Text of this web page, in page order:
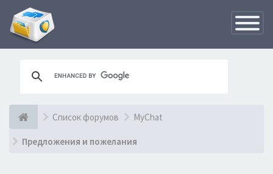
Список форумов MyChat
Предложения и пожелания